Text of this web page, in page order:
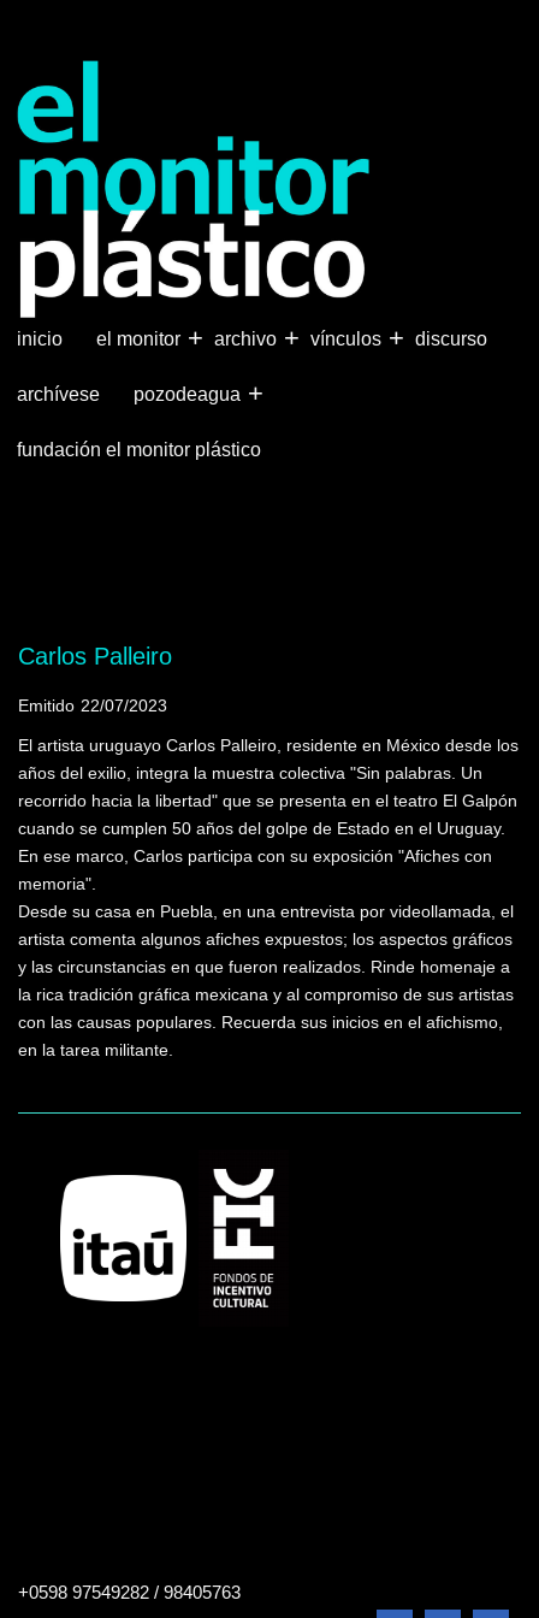
principal
inicio +
el monitor +
archivo +
vínculos discurso
archívese +
pozodeagua
fundación el monitor plástico
Carlos Palleiro
Emitido 22/07/2023
El artista uruguayo Carlos Palleiro, residente en México desde los
años del exilio, integra la muestra colectiva "Sin palabras. Un
recorrido hacia la libertad" que se presenta en el teatro El Galpón
cuando se cumplen 50 años del golpe de Estado en el Uruguay.
En ese marco, Carlos participa con su exposición "Afiches con
memoria".
Desde su casa en Puebla, en una entrevista por videollamada, el
artista comenta algunos afiches expuestos; los aspectos gráficos
y las circunstancias en que fueron realizados. Rinde homenaje a
la rica tradición gráfica mexicana y al compromiso de sus artistas
con las causas populares. Recuerda sus inicios en el afichismo,
en la tarea militante.
+0598 97549282 / 98405763
en